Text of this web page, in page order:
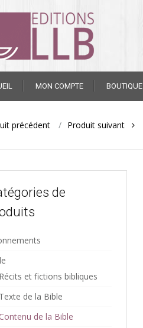
MON COMPTE BOUTIQUE
précédent Produit suivant
de
Récits et fictions bibliques
Texte de la Bible
Contenu de la Bible